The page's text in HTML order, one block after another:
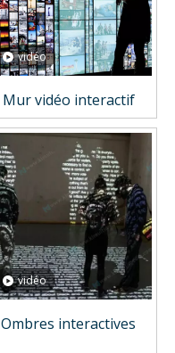
vidéo
Mur vidéo interactif
vidéo
Ombres interactives